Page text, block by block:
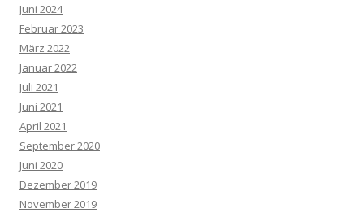
Juni 2024
Februar 2023
März 2022
Januar 2022
Juli 2021
Juni 2021
April 2021
September 2020
Juni 2020
Dezember 2019
November 2019